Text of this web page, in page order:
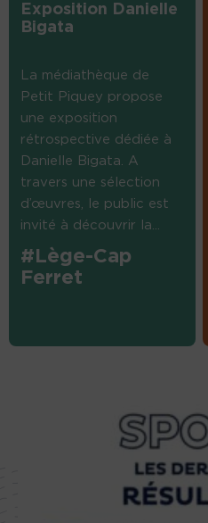
Exposition Danielle
Bigata
La médiathèque de
Petit Piquey propose
une exposition
rétrospective dédiée à
Danielle Bigata. A
travers une sélection
d’œuvres, le public est
invité à découvrir la...
#Lège-Cap
Ferret